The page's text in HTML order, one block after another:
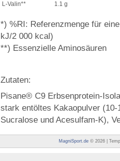
L-Valin** 1.1 g
*) %RI: Referenzmenge für
kJ/2 000 kcal)
**) Essenzielle Aminosäuren
Zutaten:
Pisane® C9 Erbsenprotein-
stark entöltes Kakaopulver
Sucralose und Acesulfam-K),
MagniSport.de © 2026 |